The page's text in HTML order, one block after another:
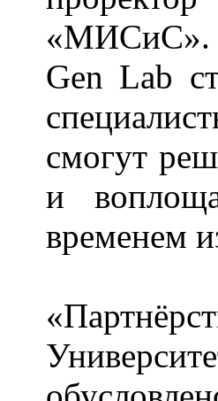
«МИСиС».
Gen Lab
смогут
и
временем